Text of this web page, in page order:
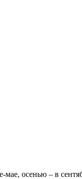
мае, осенью – в